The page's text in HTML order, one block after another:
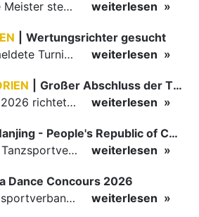
Der erste Deutsche Meister steht fest B-Boy Roman siegt bei den Juniors
weiterlesen
Wertungsrichter gesucht
Für einige nachgemeldete Turniere im 2 Halbjahr sucht der ZWE noch Wertungsrichter.
weiterlesen
Großer Abschluss der TBW-Trophy in Weinheim
Am 18. und 19. Juli 2026 richtete die Tanzsportabteilung (TSA) der TSG 1862 Weinheim das Abschlussturnier der diesjährigen TBW-Trophy-Serie aus. Zum traditionellen Saisonfinale kamen rund 400 Starts über…
weiterlesen
Nanjing - People's Republic of China
Die Paare aus dem Tanzsportverband Baden-Württemberg (TBW) haben beim hochklassig besetzten WDSF GrandSlam im chinesischen Nanjing wieder einmal auf internationalem Top-Niveau geglänzt. Das…
weiterlesen
Dance Concours 2026
Die Paare des Tanzsportverbandes Baden-Württemberg (TBW) glänzten auf dem internationalen Parkett des Vienna Dance Concourse 2026 im Wiener Rathaus mit hervorragenden Platzierungen Ergebnisse unter: …
weiterlesen